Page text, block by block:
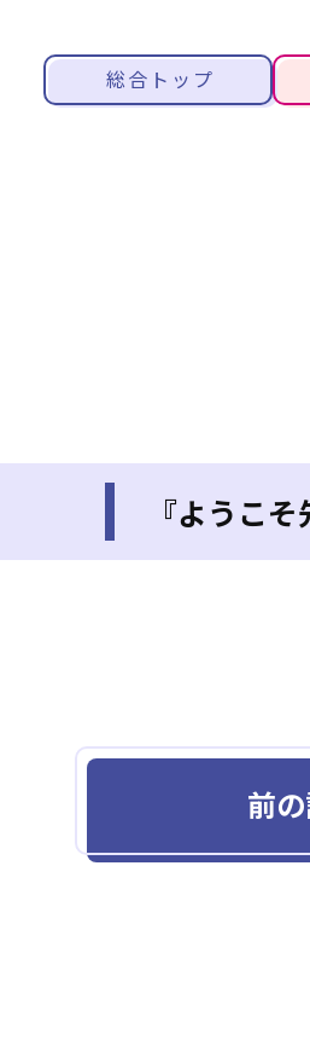
総合トップ
『ようこ
前